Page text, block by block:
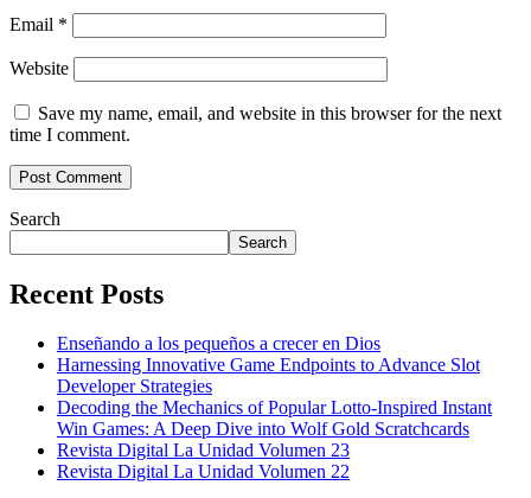
Email *
Website
Save my name, email, and website in this browser for the next
time I comment.
Search
Search
Recent Posts
Enseñando a los pequeños a crecer en Dios
Harnessing Innovative Game Endpoints to Advance Slot
Developer Strategies
Decoding the Mechanics of Popular Lotto-Inspired Instant
Win Games: A Deep Dive into Wolf Gold Scratchcards
Revista Digital La Unidad Volumen 23
Revista Digital La Unidad Volumen 22